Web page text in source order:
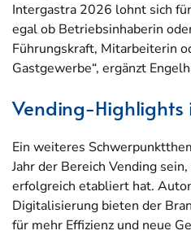
Intergastra 2026 lohnt sich
egal ob Betriebsinhaberin
Führungskraft, Mitarbeiterin
Gastgewerbe“, ergänzt
Vending-Highlights
Ein weiteres
Jahr der Bereich Vending
erfolgreich etabliert hat.
Digitalisierung bieten der
für mehr Effizienz und neue